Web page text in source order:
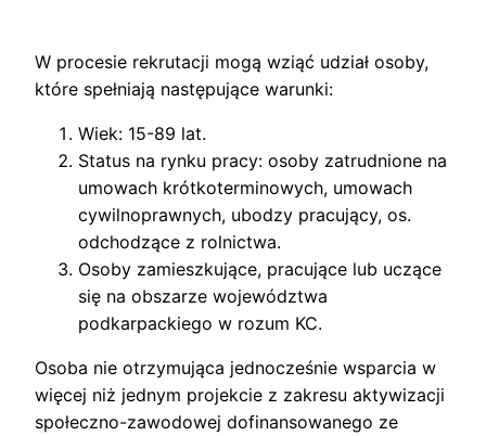
W procesie rekrutacji mogą wziąć udział osoby,
które spełniają następujące warunki:
Wiek: 15-89 lat.
Status na rynku pracy: osoby zatrudnione na
umowach krótkoterminowych, umowach
cywilnoprawnych, ubodzy pracujący, os.
odchodzące z rolnictwa.
Osoby zamieszkujące, pracujące lub uczące
się na obszarze województwa
podkarpackiego w rozum KC.
Osoba nie otrzymująca jednocześnie wsparcia w
więcej niż jednym projekcie z zakresu aktywizacji
społeczno-zawodowej dofinansowanego ze